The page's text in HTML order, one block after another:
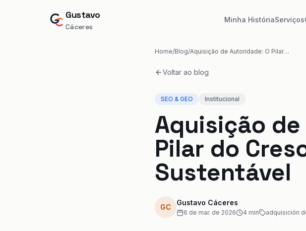
Gustavo
Cáceres
Minha HistóriaServiços
Home/Blog/ Aquisição de Autoridade: O Pilar do Crescimento B2B Sustentável
Voltar ao blog
SEO & GEO Institucional
Aquisição
Pilar do
Sustentável
GC
Gustavo Cáceres
6 de mar. de 2026 4 min adquisición